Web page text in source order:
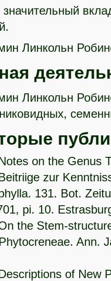
Линкольн
Линкольн
on the Genus
zur
131. Bot.
pi. 10.
the Stem-
Ann.
of New